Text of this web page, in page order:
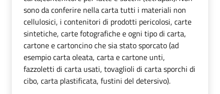
sono da conferire nella carta tutti i materiali non
cellulosici, i contenitori di prodotti pericolosi, carte
sintetiche, carte fotografiche e ogni tipo di carta,
cartone e cartoncino che sia stato sporcato (ad
esempio carta oleata, carta e cartone unti,
fazzoletti di carta usati, tovaglioli di carta sporchi di
cibo, carta plastificata, fustini del detersivo).